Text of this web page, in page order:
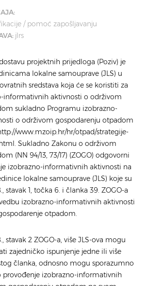
/ pomoć zapošljavanju
jlrs
projektnih prijedloga (Poziv) je
lokalne samouprave (JLS) u
sredstava koja će se koristiti za
informativnih aktivnosti o održivom
sukladno Programu izobrazno-
o održivom gospodarenju otpadom
www.mzoip.hr/hr/otpad/strategije-
Sukladno Zakonu o održivom
(NN 94/13, 73/17) (ZOGO) odgovorni
izobrazno-informativnih aktivnosti na
lokalne samouprave (JLS) koje su
stavak 1, točka 6. i članka 39. ZOGO-a
izobrazno-informativnih aktivnosti
otpadom.
stavak 2 ZOGO-a, više JLS-ova mogu
zajedničko ispunjenje jedne ili više
članka, odnosno mogu sporazumno
provođenje izobrazno-informativnih